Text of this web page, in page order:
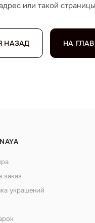
или такой
НАЗАД НА
заказ
украшений